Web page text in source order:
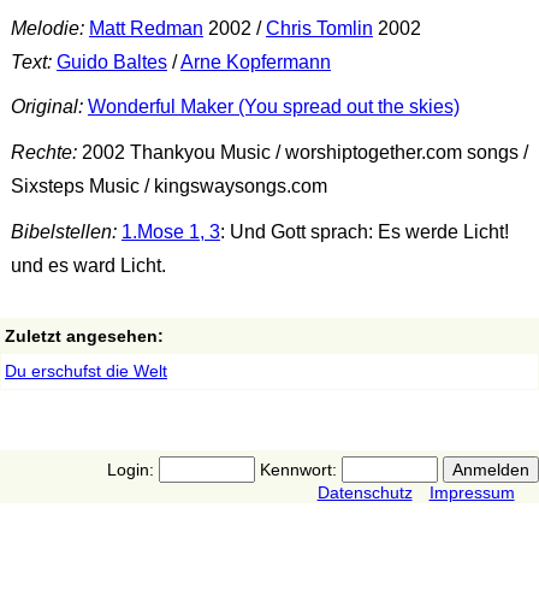
Melodie: Matt Redman 2002 /Chris Tomlin 2002
Text: Guido Baltes/Arne Kopfermann
Original: Wonderful Maker (You spread out the skies)
Rechte:2002 Thankyou Music / worshiptogether.com songs /
Sixsteps Music / kingswaysongs.com
Bibelstellen: 1.Mose 1, 3: Und Gott sprach: Es werde Licht!
und es ward Licht.
Zuletzt angesehen:
Du erschufst die Welt
Login:
Kennwort:
Datenschutz
Impressum